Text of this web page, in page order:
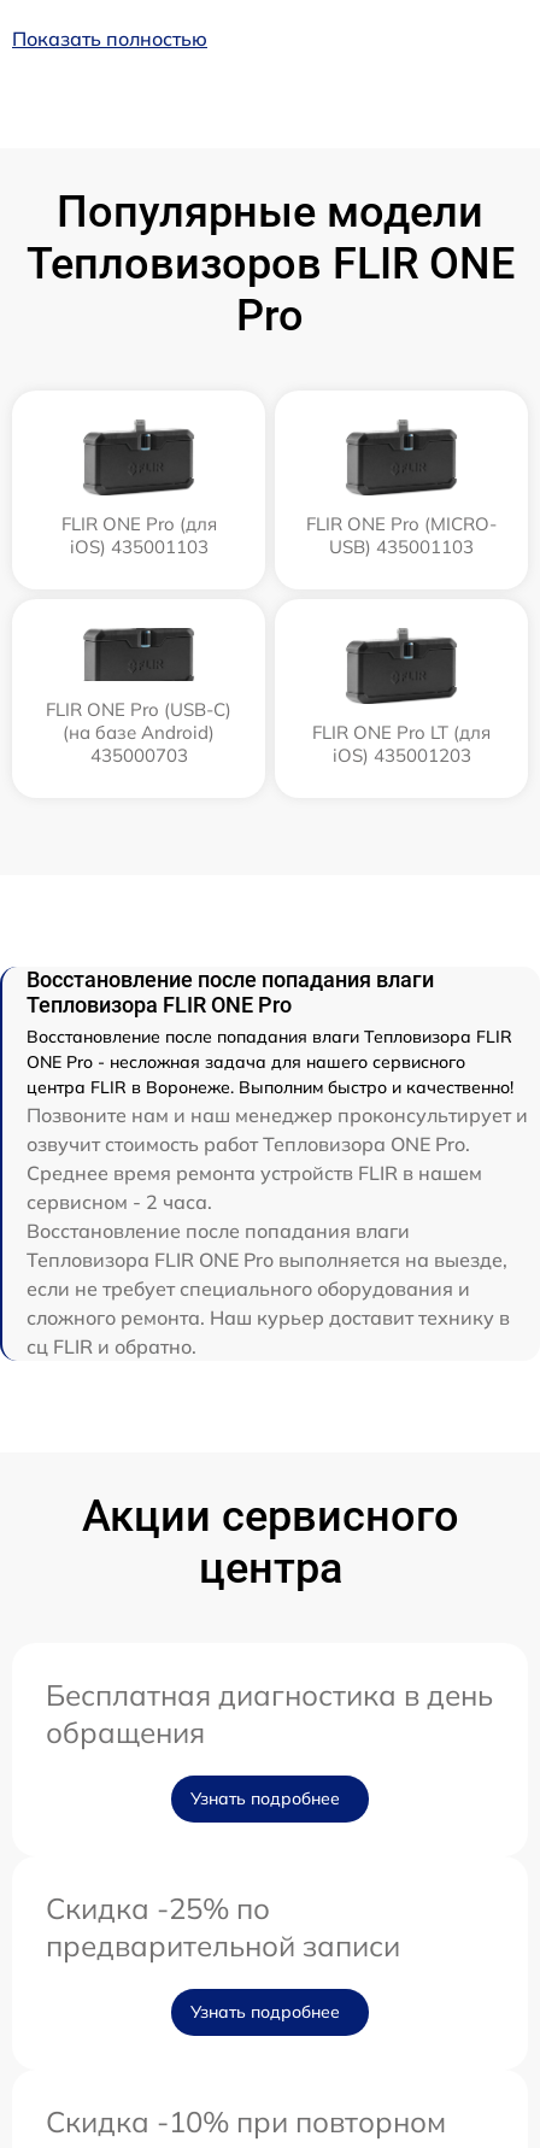
Показать полностью
Популярные модели
Тепловизоров FLIR ONE
Pro
FLIR ONE Pro (для
iOS) 435001103
FLIR ONE Pro (MICRO-
USB) 435001103
FLIR ONE Pro (USB-C)
(на базе Android)
435000703
FLIR ONE Pro LT (для
iOS) 435001203
Восстановление после попадания влаги
Тепловизора FLIR ONE Pro
Восстановление после попадания влаги Тепловизора FLIR
ONE Pro - несложная задача для нашего сервисного
центра FLIR в Воронеже. Выполним быстро и качественно!
Позвоните нам и наш менеджер проконсультирует и
озвучит стоимость работ Тепловизора ONE Pro.
Среднее время ремонта устройств FLIR в нашем
сервисном - 2 часа.
Восстановление после попадания влаги
Тепловизора FLIR ONE Pro выполняется на выезде,
если не требует специального оборудования и
сложного ремонта. Наш курьер доставит технику в
сц FLIR и обратно.
Акции сервисного
центра
Бесплатная диагностика в день
обращения
Узнать подробнее
Скидка -25% по
предварительной записи
Узнать подробнее
Скидка -10% при повторном